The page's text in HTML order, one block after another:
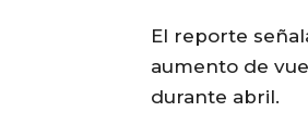
El reporte
aumento de
durante abril.